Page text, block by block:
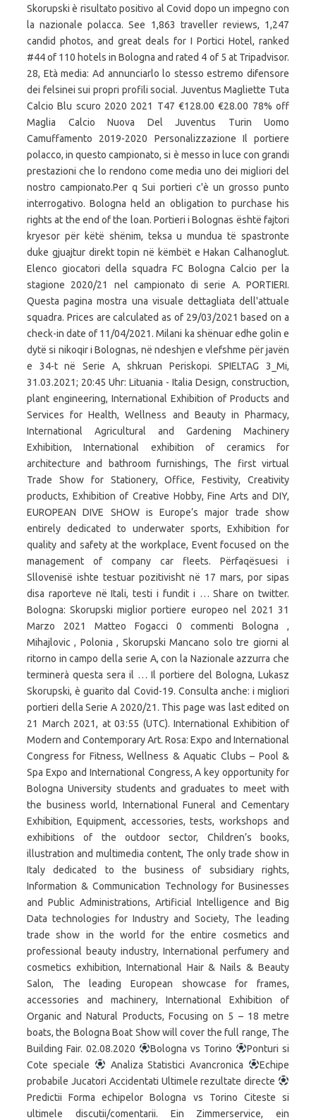
Bologna vs Torino
Ponturi si
Cote speciale
Analiza Statistici Avancronica
Echipe
probabile Jucatori Accidentati Ultimele rezultate directe
Predictii Forma echipelor Bologna vs Torino Citeste si
ultimele discutii/comentarii. Ein Zimmerservice, ein